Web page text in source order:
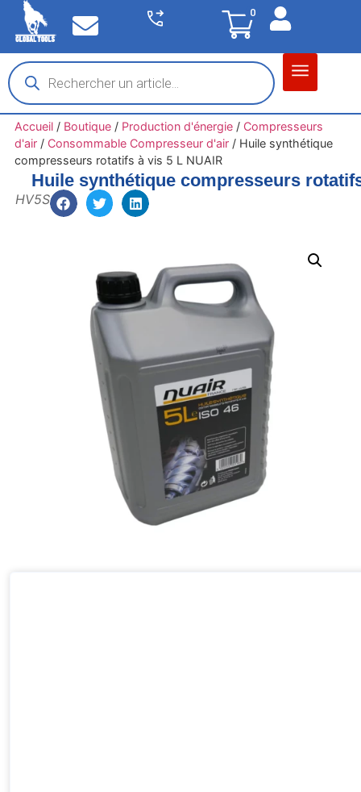
0
Accueil/ Boutique/ Production d'énergie/ Compresseurs
d'air/ Consommable Compresseur d'air/ Huile synthétique
compresseurs rotatifs à vis 5 L NUAIR
Huile synthétique compresseurs
HV5S